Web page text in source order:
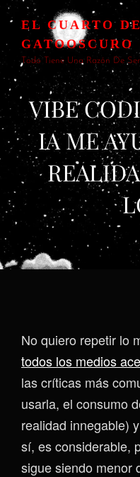
EL CUARTO DE
GATOOSCURO
Todo Tiene Una Razón De Ser
VIBE
IA ME
No quiero repetir lo
todos los medios
las críticas más
usarla, el consumo
realidad innegable)
sí, es considerable,
sigue siendo menor